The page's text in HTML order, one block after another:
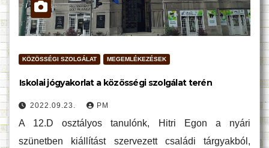
KÖZÖSSÉGI SZOLGÁLAT MEGEMLÉKEZÉSEK
Iskolai jógyakorlat a közösségi szolgálat terén
2022.09.23. PM
A 12.D osztályos tanulónk, Hitri Egon a nyári
szünetben kiállítást szervezett családi tárgyakból,